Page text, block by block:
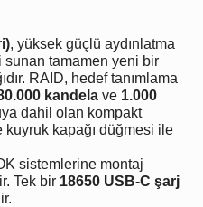
, yüksek güçlü aydınlatma
sunan tamamen yeni bir
RAID, hedef tanımlama
kandela ve 1.000
dahil olan kompakt
kapağı düğmesi ile
sistemlerine montaj
Tek bir 18650 USB-C şarj